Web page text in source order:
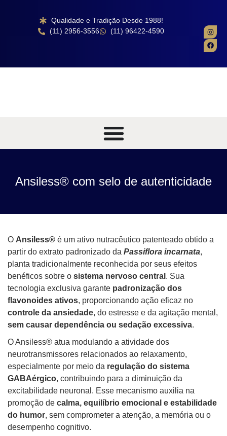
Qualidade e Tradição Desde 1988!
(11) 2956-3556
(11) 96422-4590
Ansiless® com selo de autenticidade
O Ansiless® é um ativo nutracêutico patenteado obtido a
partir do extrato padronizado da Passiflora incarnata,
planta tradicionalmente reconhecida por seus efeitos
benéficos sobre o sistema nervoso central . Sua
tecnologia exclusiva garante padronização dos
flavonoides ativos, proporcionando ação eficaz no
controle da ansiedade, do estresse e da agitação mental,
sem causar dependência ou sedação excessiva.
O Ansiless® atua modulando a atividade dos
neurotransmissores relacionados ao relaxamento,
especialmente por meio da regulação do sistema
GABAérgico, contribuindo para a diminuição da
excitabilidade neuronal. Esse mecanismo auxilia na
promoção de calma, equilíbrio emocional e estabilidade
do humor, sem comprometer a atenção, a memória ou o
desempenho cognitivo.